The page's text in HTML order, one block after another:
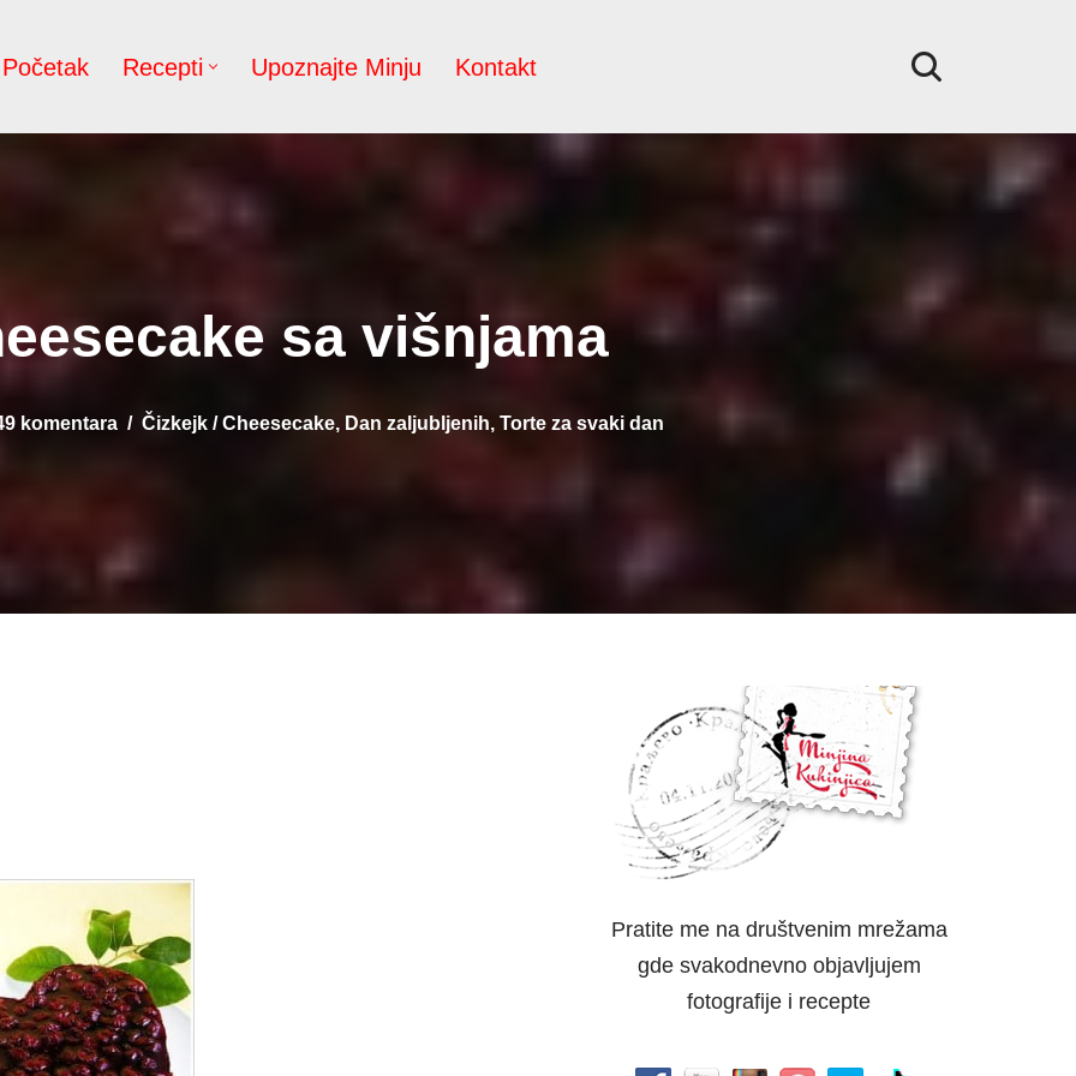
Početak Recepti Upoznajte Minju Kontakt
sa višnjama
komentara Čizkejk / Cheesecake, Dan zaljubljenih, Torte za svaki dan
Pratite me na društvenim mrežama
gde svakodnevno objavljujem
fotografije i recepte